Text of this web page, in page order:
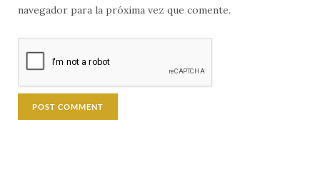
navegador para la próxima vez que comente.